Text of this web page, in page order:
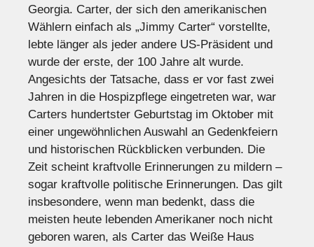
Georgia. Carter, der sich den amerikanischen
Wählern einfach als „Jimmy Carter“ vorstellte,
lebte länger als jeder andere US-Präsident und
wurde der erste, der 100 Jahre alt wurde.
Angesichts der Tatsache, dass er vor fast zwei
Jahren in die Hospizpflege eingetreten war, war
Carters hundertster Geburtstag im Oktober mit
einer ungewöhnlichen Auswahl an Gedenkfeiern
und historischen Rückblicken verbunden. Die
Zeit scheint kraftvolle Erinnerungen zu mildern –
sogar kraftvolle politische Erinnerungen. Das gilt
insbesondere, wenn man bedenkt, dass die
meisten heute lebenden Amerikaner noch nicht
geboren waren, als Carter das Weiße Haus